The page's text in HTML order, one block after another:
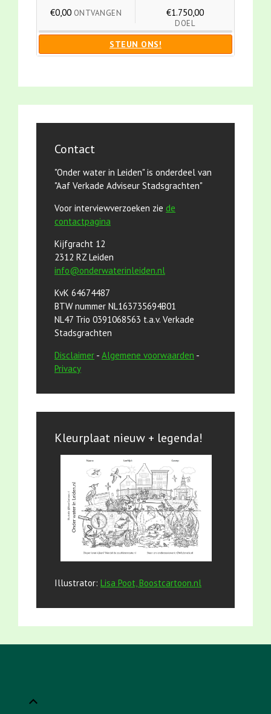
€0,00 ONTVANGEN €1.750,00
DOEL
STEUN ONS!
Contact
"Onder water in Leiden" is onderdeel van
"Aaf Verkade Adviseur Stadsgrachten"
Voor interviewverzoeken zie de
contactpagina
Kijfgracht 12
2312 RZ Leiden
info@onderwaterinleiden.nl
KvK 64674487
BTW nummer NL163735694B01
NL47 Trio 0391068563 t.a.v. Verkade
Stadsgrachten
Disclaimer - Algemene voorwaarden -
Privacy
Kleurplaat nieuw + legenda!
Illustrator: Lisa Poot, Boostcartoon.nl